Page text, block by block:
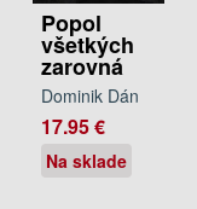
Popol
všetkých
zarovná
Dominik Dán
17.95 €
Na sklade